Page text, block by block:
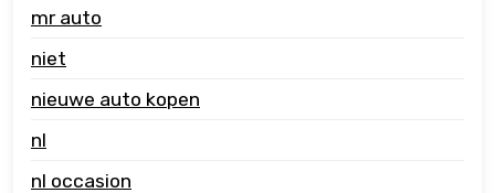
mr auto
niet
nieuwe auto kopen
nl
nl occasion